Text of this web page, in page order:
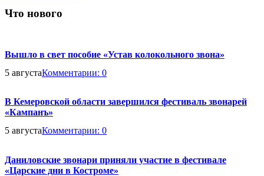
Что нового
Вышло в свет пособие «Устав колокольного звона»
5 августаКомментарии: 0
В Кемеровской области завершился фестиваль звонарей
«Кампанъ»
5 августаКомментарии: 0
Даниловские звонари приняли участие в фестивале
«Царские дни в Костроме»